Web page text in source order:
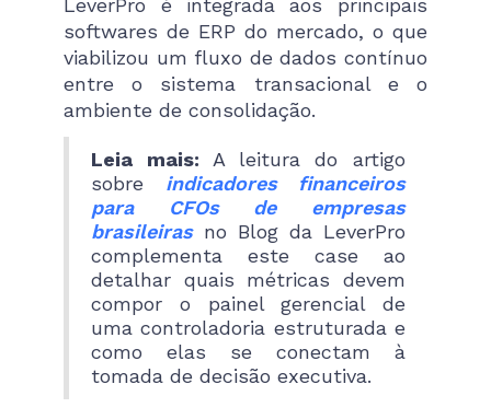
LeverPro é integrada aos principais
softwares de ERP do mercado, o que
viabilizou um fluxo de dados contínuo
entre o sistema transacional e o
ambiente de consolidação.
Leia mais: A leitura do artigo
sobre indicadores financeiros
para CFOs de empresas
brasileirasno Blog da LeverPro
complementa este case ao
detalhar quais métricas devem
compor o painel gerencial de
uma controladoria estruturada e
como elas se conectam à
tomada de decisão executiva.